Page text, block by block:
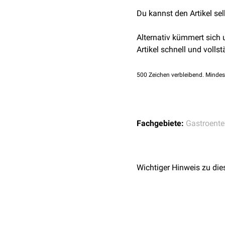
Du kannst den Artikel
Alternativ kümmert sich
Artikel schnell und
500 Zeichen verbleibend.
Fachgebiete:
Wichtiger Hinweis zu